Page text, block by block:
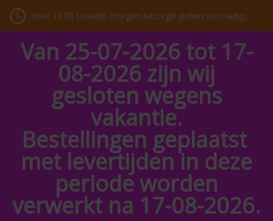
Voor 16:00 besteld, morgen bezorgd (indien voorradig)
Van 25-07-2026 tot 17-
08-2026 zijn wij
gesloten wegens
vakantie.
Bestellingen geplaatst
met levertijden in deze
periode worden
verwerkt na 17-08-2026.